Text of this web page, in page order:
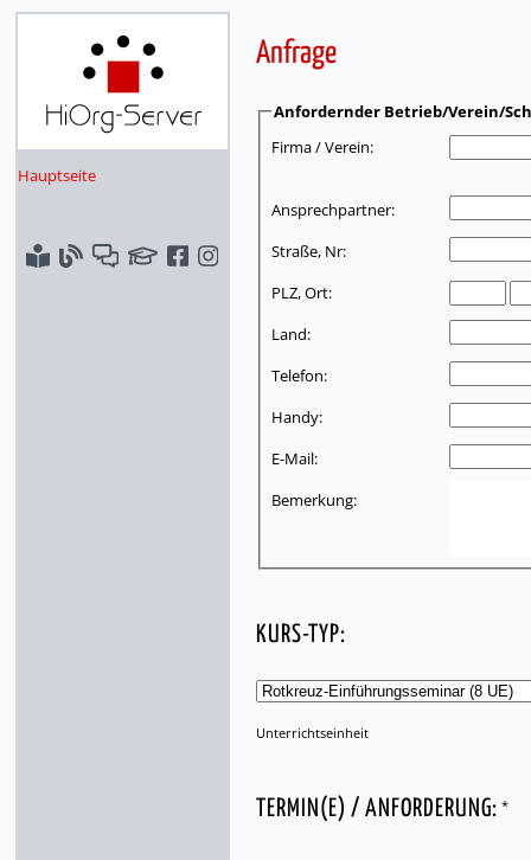
Hauptseite
Anfrage
Anfordernder Betrieb/Verein/
Firma / Verein:
Ansprechpartner:
Straße, Nr:
PLZ, Ort:
Land:
Telefon:
Handy:
E-Mail:
Bemerkung:
KURS-TYP:
Unterrichtseinheit
TERMIN(E) / ANFORDERUNG: *